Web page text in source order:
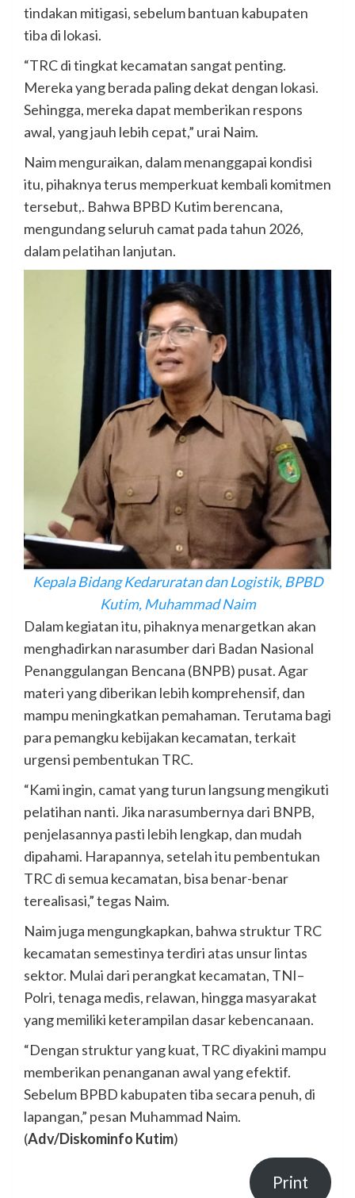
tindakan mitigasi, sebelum bantuan kabupaten
tiba di lokasi.
“TRC di tingkat kecamatan sangat penting.
Mereka yang berada paling dekat dengan lokasi.
Sehingga, mereka dapat memberikan respons
awal, yang jauh lebih cepat,” urai Naim.
Naim menguraikan, dalam menanggapai kondisi
itu, pihaknya terus memperkuat kembali komitmen
tersebut,. Bahwa BPBD Kutim berencana,
mengundang seluruh camat pada tahun 2026,
dalam pelatihan lanjutan.
Kepala Bidang Kedaruratan dan Logistik, BPBD
Kutim, Muhammad Naim
Dalam kegiatan itu, pihaknya menargetkan akan
menghadirkan narasumber dari Badan Nasional
Penanggulangan Bencana (BNPB) pusat. Agar
materi yang diberikan lebih komprehensif, dan
mampu meningkatkan pemahaman. Terutama bagi
para pemangku kebijakan kecamatan, terkait
urgensi pembentukan TRC.
“Kami ingin, camat yang turun langsung mengikuti
pelatihan nanti. Jika narasumbernya dari BNPB,
penjelasannya pasti lebih lengkap, dan mudah
dipahami. Harapannya, setelah itu pembentukan
TRC di semua kecamatan, bisa benar-benar
terealisasi,” tegas Naim.
Naim juga mengungkapkan, bahwa struktur TRC
kecamatan semestinya terdiri atas unsur lintas
sektor. Mulai dari perangkat kecamatan, TNI–
Polri, tenaga medis, relawan, hingga masyarakat
yang memiliki keterampilan dasar kebencanaan.
“Dengan struktur yang kuat, TRC diyakini mampu
memberikan penanganan awal yang efektif.
Sebelum BPBD kabupaten tiba secara penuh, di
lapangan,” pesan Muhammad Naim.
(Adv/Diskominfo Kutim)
Print